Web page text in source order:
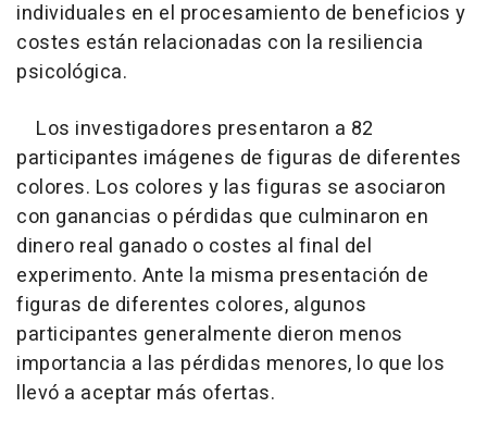
individuales en el procesamiento de beneficios y
costes están relacionadas con la resiliencia
psicológica.
Los investigadores presentaron a 82
participantes imágenes de figuras de diferentes
colores. Los colores y las figuras se asociaron
con ganancias o pérdidas que culminaron en
dinero real ganado o costes al final del
experimento. Ante la misma presentación de
figuras de diferentes colores, algunos
participantes generalmente dieron menos
importancia a las pérdidas menores, lo que los
llevó a aceptar más ofertas.